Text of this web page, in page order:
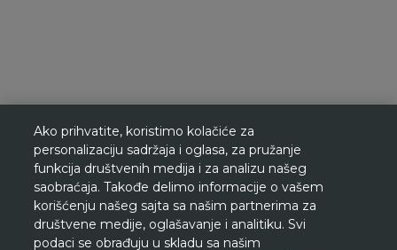
Ako prihvatite, koristimo kolačiće za
personalizaciju sadržaja i oglasa, za pružanje
funkcija društvenih medija i za analizu našeg
saobraćaja. Takođe delimo informacije o vašem
korišćenju našeg sajta sa našim partnerima za
društvene medije, oglašavanje i analitiku. Svi
podaci se obrađuju u skladu sa našim